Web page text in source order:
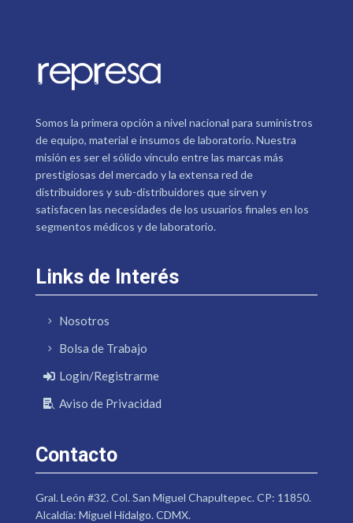
Somos la primera opción a nivel nacional para suministros
de equipo, material e insumos de laboratorio. Nuestra
misión es ser el sólido vínculo entre las marcas más
prestigiosas del mercado y la extensa red de
distribuidores y sub-distribuidores que sirven y
satisfacen las necesidades de los usuarios finales en los
segmentos médicos y de laboratorio.
Links de Interés
Nosotros
Bolsa de Trabajo
Login/Registrarme
Aviso de Privacidad
Contacto
Gral. León #32. Col. San Miguel Chapultepec. CP: 11850.
Alcaldía: Miguel Hidalgo. CDMX.